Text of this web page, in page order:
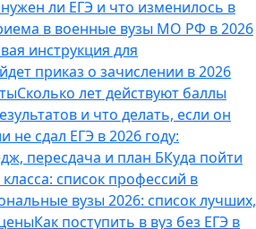
нужен ли ЕГЭ и что изменилось в
в военные вузы МО РФ в 2026
инструкция для
приказ о зачислении в 2026
Сколько лет действуют баллы
и что делать, если он
не сдал ЕГЭ в 2026 году:
пересдача и план БКуда пойти
список профессий в
вузы 2026: список лучших,
Как поступить в вуз без ЕГЭ в